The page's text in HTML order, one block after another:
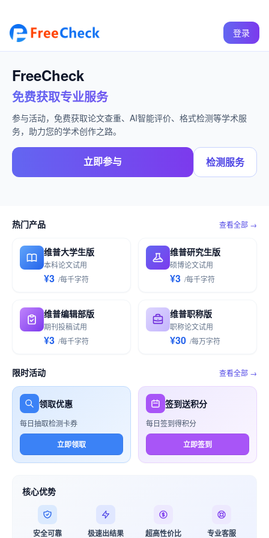
登录
FreeCheck
免费获取专业服务
参与活动，免费获取论文查重、AI智能评价、格式检测等学术服
务，助力您的学术创作之路。
立即参与 检测服务
热门产品 查看全部 →
维普大学生版
本科论文试用
¥3 /每千字符
维普研究生版
硕博论文试用
¥3 /每千字符
维普编辑部版
期刊投稿试用
¥3 /每千字符
维普职称版
职称论文试用
¥30 /每万字符
限时活动 查看全部 →
领取优惠
每日抽取检测卡券
立即领取
签到送积分
每日签到得积分
立即签到
核心优势
安全可靠 极速出结果 超高性价比 专业客服